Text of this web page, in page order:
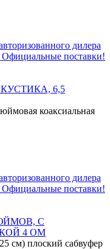
6,5
коаксиальная
С
4 ОМ
см) плоский сабвуфер